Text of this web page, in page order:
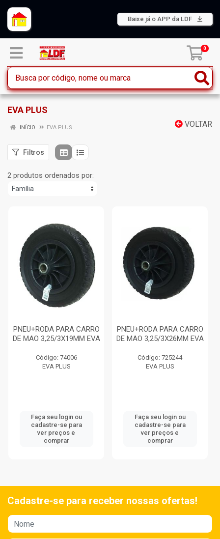
Baixe já o APP da LDF
0
EVA PLUS
VOLTAR
INÍCIO EVA PLUS
Filtros
2 produtos ordenados por:
PNEU+RODA PARA CARRO
DE MAO 3,25/3X19MM EVA
Código: 74006
EVA PLUS
Faça seu login ou
cadastre-se para
ver preços e
comprar
PNEU+RODA PARA CARRO
DE MAO 3,25/3X26MM EVA
Código: 725244
EVA PLUS
Faça seu login ou
cadastre-se para
ver preços e
comprar
Cadastre-se para receber nossas ofertas!